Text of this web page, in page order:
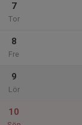
7
Tor
8
Fre
9
Lör
10